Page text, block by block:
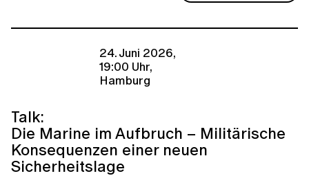
24. Juni 2026,
19:00 Uhr,
Hamburg
Talk:
Die Marine im Aufbruch – Militärische
Konsequenzen einer neuen
Sicherheitslage